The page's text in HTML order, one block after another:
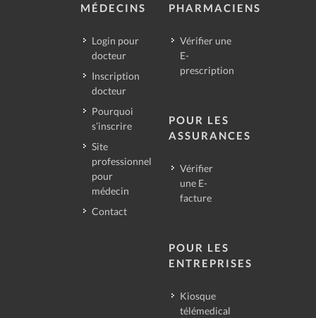
MÉDECINS
Login pour
docteur
Inscription
docteur
Pourquoi
s’inscrire
Site
professionnel
pour
médecin
Contact
PHARMACIENS
Vérifier une
E-
prescription
POUR LES
ASSURANCES
Vérifier
une E-
facture
POUR LES
ENTREPRISES
Kiosque
télémedical